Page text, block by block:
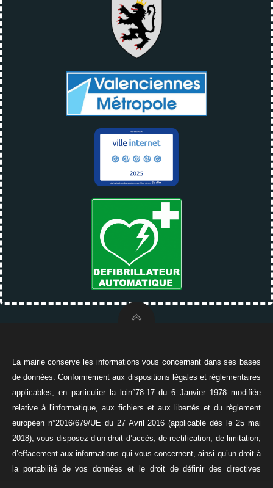
La mairie conserve les informations vous concernant dans ses bases
de données. Conformément aux dispositions légales et règlementaires
applicables, en particulier la loin°78-17 du 6 Janvier 1978 modifiée
relative à l'informatique, aux fichiers et aux libertés et du règlement
européen n°2016/679/UE du 27 Avril 2016 (applicable dès le 25 mai
2018), vous disposez d’un droit d’accès, de rectification, de limitation,
d’effacement aux informations qui vous concernent, ainsi qu’un droit à
la portabilité de vos données et le droit de définir des directives
relatives à la conservation, à l’effacement, et à la communication de